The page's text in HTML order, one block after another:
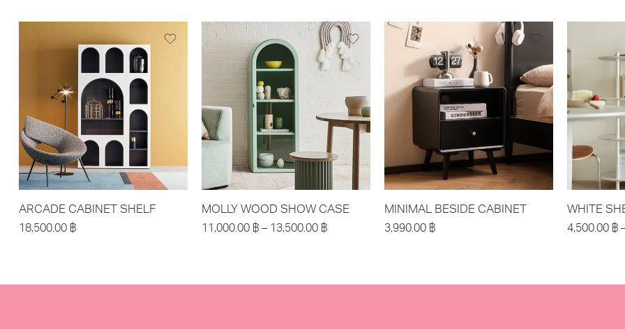
ARCADE CABINET SHELF
18,500.00 ฿
MOLLY WOOD SHOW CASE
11,000.00 ฿ – 13,500.00 ฿
MINIMAL BESIDE CABINET
3,990.00 ฿
WHITE
4,500.00 ฿